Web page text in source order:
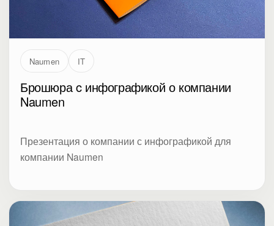
Naumen IT
Брошюра c инфографикой о компании
Naumen
Презентация о компании с инфографикой для
компании Naumen